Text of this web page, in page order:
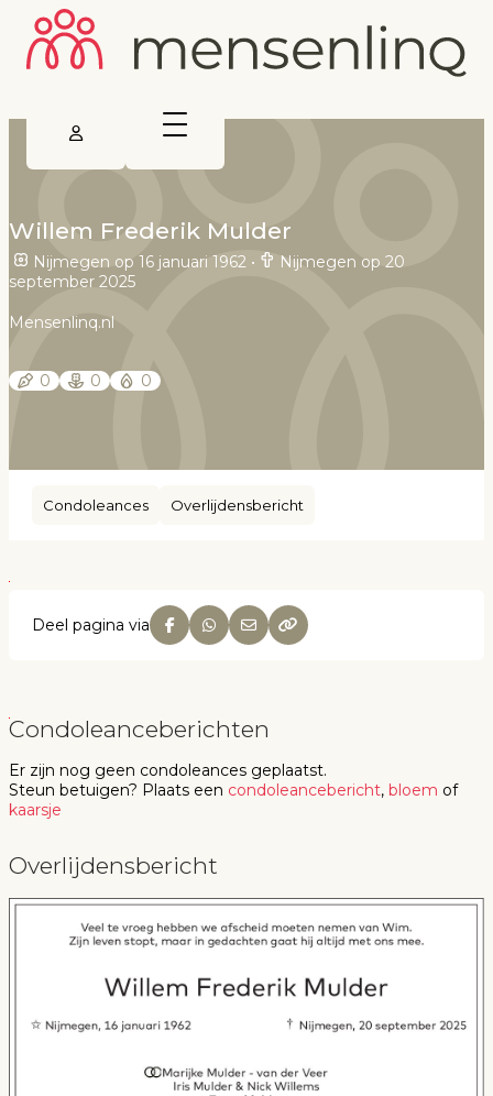
Willem Frederik Mulder
Nijmegen op 16 januari 1962 •
Nijmegen op 20
september 2025
Mensenlinq.nl
0 0 0
Condoleances Overlijdensbericht
Deel pagina via
Condoleanceberichten
Er zijn nog geen condoleances geplaatst.
Steun betuigen? Plaats een condoleancebericht, bloem of
kaarsje
Overlijdensbericht